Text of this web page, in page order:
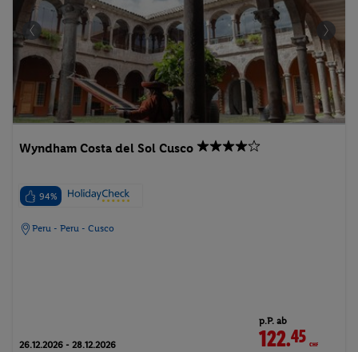
Wyndham Costa del Sol Cusco
94%
Peru - Peru - Cusco
26.12.2026 - 28.12.2026
p.P. ab
122.45CHF